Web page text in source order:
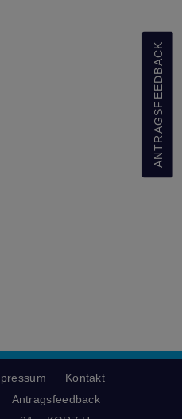
ANTRAGSFEEDBACK
Kontakt
Antragsfeedback